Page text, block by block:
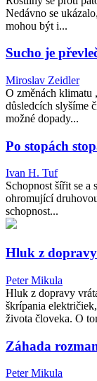
Nedávno se
mohou být i...
Sucho je
Miroslav Zeidler
O změnách klimatu
důsledcích slyšíme
možné dopady...
Po stopách
Ivan H. Tuf
Schopnost šířit se
ohromující
schopnost...
Hluk z
Peter Mikula
Hluk z dopravy
škrípania
života človeka. O
Záhada
Peter Mikula